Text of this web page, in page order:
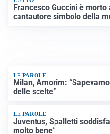
LUTTO
Francesco Guccini è morto